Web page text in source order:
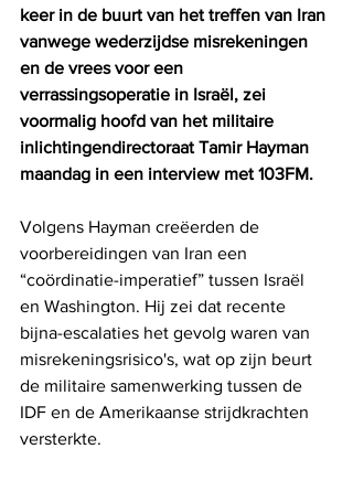
keer in de buurt van het treffen van Iran
vanwege wederzijdse misrekeningen
en de vrees voor een
verrassingsoperatie in Israël, zei
voormalig hoofd van het militaire
inlichtingendirectoraat Tamir Hayman
maandag in een interview met 103FM.
Volgens Hayman creëerden de
voorbereidingen van Iran een
“coördinatie-imperatief” tussen Israël
en Washington. Hij zei dat recente
bijna-escalaties het gevolg waren van
misrekeningsrisico's, wat op zijn beurt
de militaire samenwerking tussen de
IDF en de Amerikaanse strijdkrachten
versterkte.